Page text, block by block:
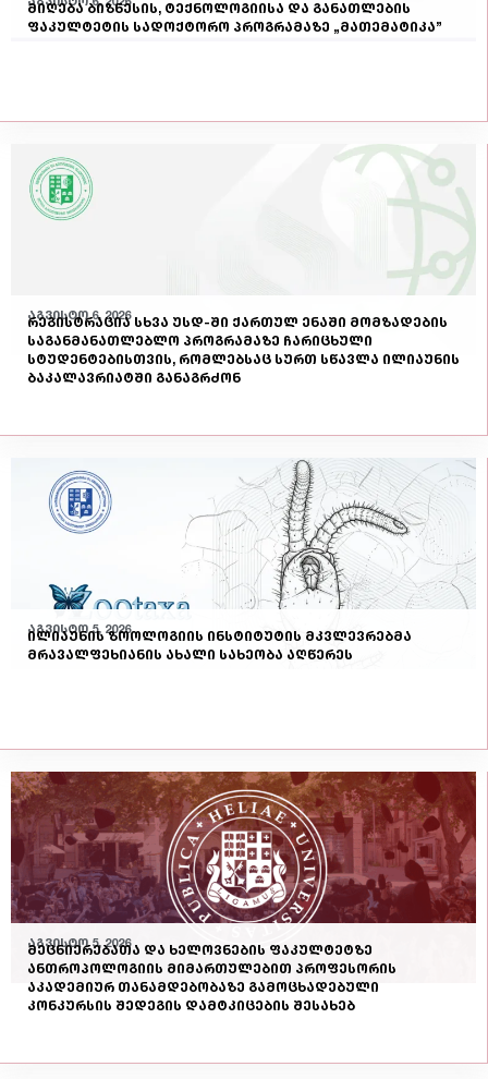
მიღება ბიზნესის, ტექნოლოგიისა და განათლების
ფაკულტეტის სადოქტორო პროგრამაზე „მათემატიკა”
აგვისტო 6, 2026
რეგისტრაცია სხვა უსდ-ში ქართულ ენაში მომზადების
საგანმანათლებლო პროგრამაზე ჩარიცხული
სტუდენტებისთვის, რომლებსაც სურთ სწავლა ილიაუნის
ბაკალავრიატში განაგრძონ
აგვისტო 5, 2026
ილიაუნის ზოოლოგიის ინსტიტუტის მკვლევრებმა
მრავალფეხიანის ახალი სახეობა აღწერეს
აგვისტო 5, 2026
მეცნიერებათა და ხელოვნების ფაკულტეტზე
ანთროპოლოგიის მიმართულებით პროფესორის
აკადემიურ თანამდებობაზე გამოცხადებული
კონკურსის შედეგის დამტკიცების შესახებ